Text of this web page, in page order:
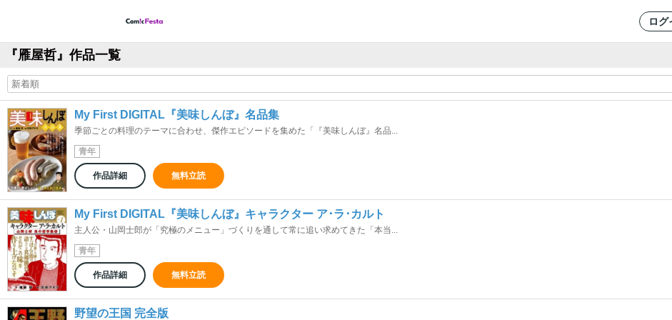
ログ
『雁屋哲』作品一覧
My First DIGITAL『美味しんぼ』名品集
季節ごとの料理のテーマに合わせ、傑作エピソードを集めた「『美味しんぼ』名品...
青年
作品詳細 無料立読
My First DIGITAL『美味しんぼ』キャラクター ア･ラ･カルト
主人公・山岡士郎が「究極のメニュー」づくりを通して常に追い求めてきた「本当...
青年
作品詳細 無料立読
野望の王国 完全版